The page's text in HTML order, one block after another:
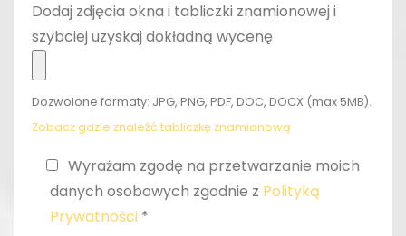
Dodaj zdjęcia okna i tabliczki znamionowej i
szybciej uzyskaj dokładną wycenę
Dozwolone formaty: JPG, PNG, PDF, DOC, DOCX (max 5MB).
Zobacz gdzie znaleźć tabliczkę znamionową
Wyrażam zgodę na przetwarzanie moich
danych osobowych zgodnie z Polityką
Prywatności *